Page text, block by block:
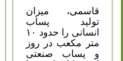
قاسمی، میزان
تولید پساب
انسانی را حدود ۱۰
متر مکعب در روز
و پساب صنعتی